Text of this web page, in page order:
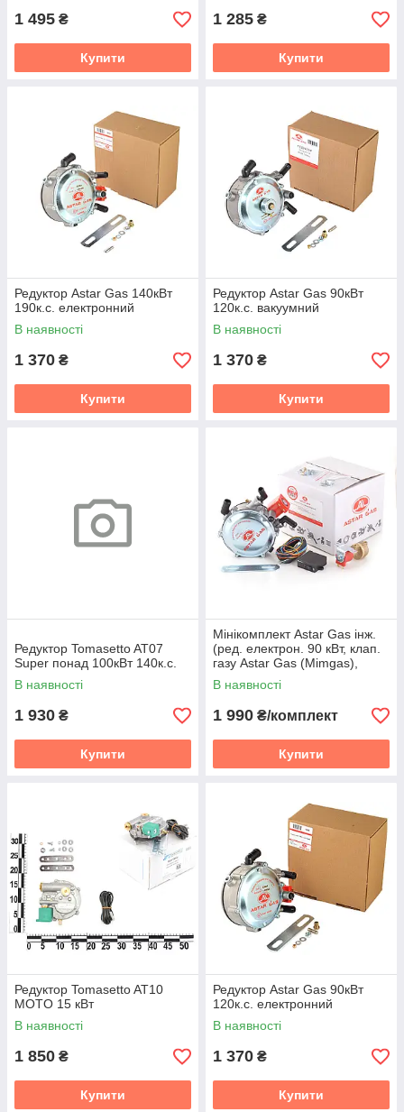
1 495 ₴
Купити
1 285 ₴
Купити
Редуктор Astar Gas 140кВт
190к.с. електронний
В наявності
1 370 ₴
Купити
Редуктор Astar Gas 90кВт
120к.с. вакуумний
В наявності
1 370 ₴
Купити
Редуктор Tomasetto AT07
Super понад 100кВт 140к.с.
В наявності
1 930 ₴
Купити
Мінікомплект Astar Gas інж.
(ред. електрон. 90 кВт, клап.
газу Astar Gas (Mimgas),
перем. інж. Astar Gas)
В наявності
1 990 ₴/комплект
Купити
Редуктор Tomasetto AT10
MOTO 15 кВт
В наявності
1 850 ₴
Купити
Редуктор Astar Gas 90кВт
120к.с. електронний
В наявності
1 370 ₴
Купити